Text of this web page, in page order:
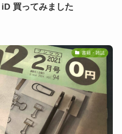
買ってみました
書籍・雑誌